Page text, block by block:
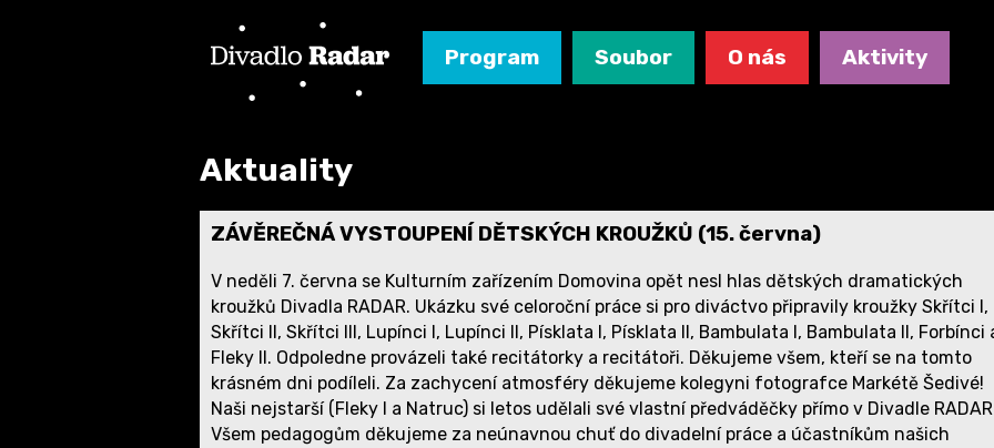
Program Soubor O nás Aktivity
Aktuality
ZÁVĚREČNÁ VYSTOUPENÍ DĚTSKÝCH KROUŽKŮ (15. června)
V neděli 7. června se Kulturním zařízením Domovina opět nesl hlas dětských dramatických
kroužků Divadla RADAR. Ukázku své celoroční práce si pro diváctvo připravily kroužky Skřítci I,
Skřítci II, Skřítci III, Lupínci I, Lupínci II, Písklata I, Písklata II, Bambulata I, Bambulata II, Forbínci
Fleky II. Odpoledne provázeli také recitátorky a recitátoři. Děkujeme všem, kteří se na tomto
krásném dni podíleli. Za zachycení atmosféry děkujeme kolegyni fotografce Markétě Šedivé!
Naši nejstarší (Fleky I a Natruc) si letos udělali své vlastní předváděčky přímo v Divadle
Všem pedagogům děkujeme za neúnavnou chuť do divadelní práce a účastníkům našich